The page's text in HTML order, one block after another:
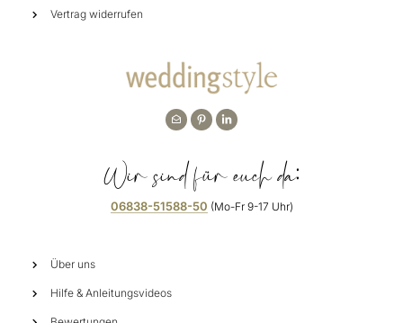
Vertrag widerrufen
Wir sind für euch da:
06838-51588-50 (Mo-Fr 9-17 Uhr)
Über uns
Hilfe & Anleitungsvideos